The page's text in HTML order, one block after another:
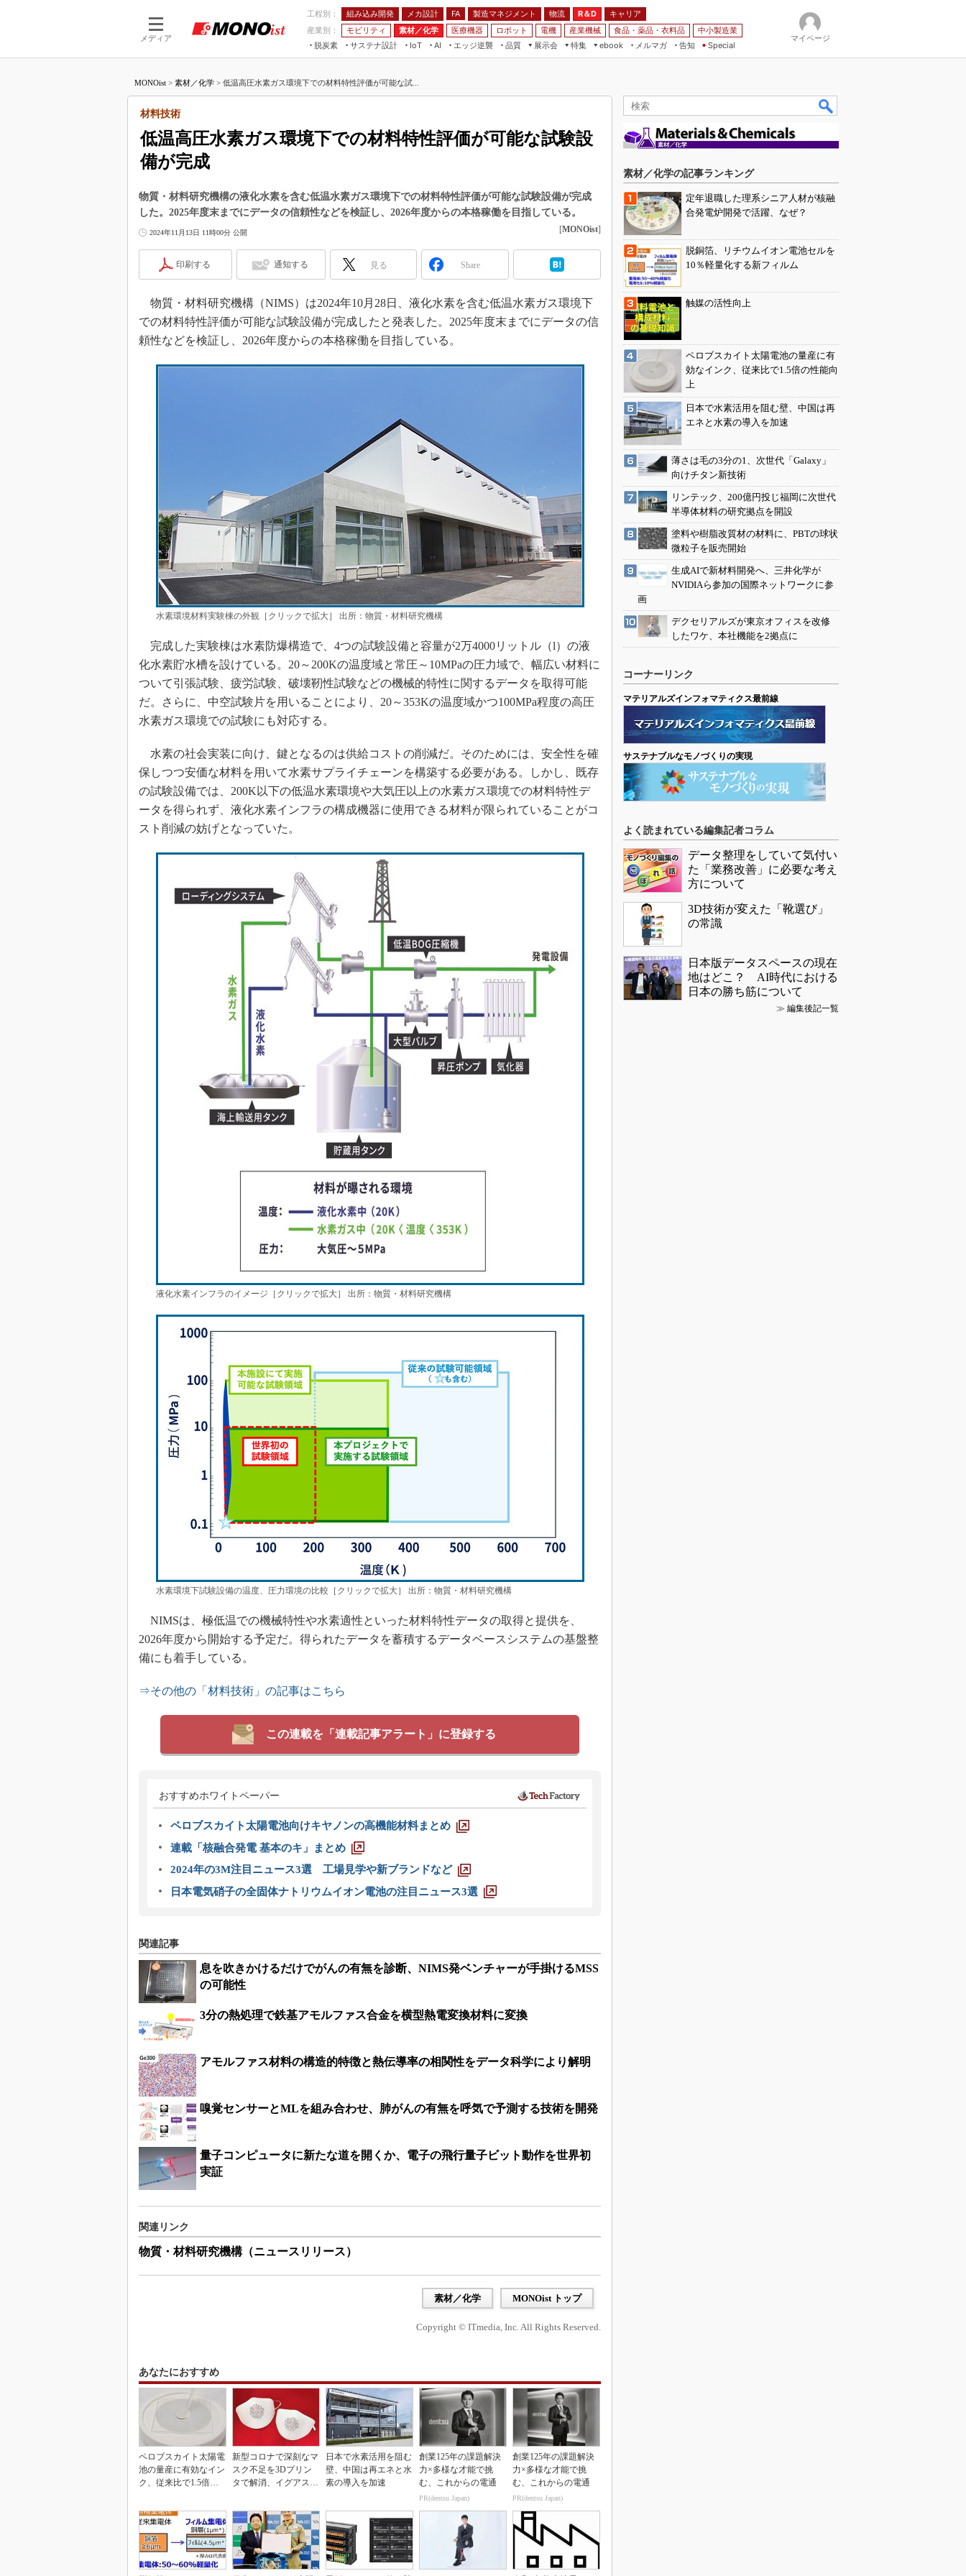
メディア
工程別： 組み込み開発 メカ設計 FA 製造マネジメント 物流 R＆D
キャリア
産業別：
モビリティ 素材／化学 医療機器 ロボット 電機 産業機械 食品・薬品・衣料品
中小製造業
脱炭素
サステナ設計
IoT
つながる工場
AI
AI×設備保全
エッジ逆襲 品質
展示会
JIMTOF
IIFES
TECHNO-FRONTIER
スマート工場EXPO
EdgeTech+
AUTOMOTIVE WORLD
産業オープンネット展
特集
VR／AR
フィールドサービス
組み込み画像技術
組み込みモデリング
車載ソフト開発
ISO26262
無償設計ツール
3Dプリンタ
デジタルツインとCAE
製造業ビッグデータ
メイドインジャパン
海外生産
グローバル設計・開発
制御セキュリティ
新型コロナへの対応
ebook
FA
モビリティ
メルマガ
告知 Special
マイページ
MONOist > 素材／化学 > 低温高圧水素ガス環境下での材料特性評価が可能な試...
低温高圧水素ガス環境下での材料特性評価が可能な試験設
備が完成
材料技術
物質・材料研究機構の液化水素を含む低温水素ガス環境下での材料特性評価が可能な試験設備が完成
した。2025年度末までにデータの信頼性などを検証し、2026年度からの本格稼働を目指している。
2024年11月13日 11時00分 公開 [MONOist]
印刷する 通知する 見る Share
物質・材料研究機構（NIMS）は2024年10月28日、液化水素を含む低温水素ガス環境下
での材料特性評価が可能な試験設備が完成したと発表した。2025年度末までにデータの信
頼性などを検証し、2026年度からの本格稼働を目指している。
水素環境材料実験棟の外観［クリックで拡大］ 出所：物質・材料研究機構
完成した実験棟は水素防爆構造で、4つの試験設備と容量が2万4000リットル（l）の液
化水素貯水槽を設けている。20～200Kの温度域と常圧～10MPaの圧力域で、幅広い材料に
ついて引張試験、疲労試験、破壊靭性試験などの機械的特性に関するデータを取得可能
だ。さらに、中空試験片を用いることにより、20～353Kの温度域かつ100MPa程度の高圧
水素ガス環境での試験にも対応する。
水素の社会実装に向け、鍵となるのは供給コストの削減だ。そのためには、安全性を確
保しつつ安価な材料を用いて水素サプライチェーンを構築する必要がある。しかし、既存
の試験設備では、200K以下の低温水素環境や大気圧以上の水素ガス環境での材料特性デ
ータを得られず、液化水素インフラの構成機器に使用できる材料が限られていることがコ
スト削減の妨げとなっていた。
液化水素インフラのイメージ［クリックで拡大］ 出所：物質・材料研究機構
水素環境下試験設備の温度、圧力環境の比較［クリックで拡大］ 出所：物質・材料研究機構
NIMSは、極低温での機械特性や水素適性といった材料特性データの取得と提供を、
2026年度から開始する予定だ。得られたデータを蓄積するデータベースシステムの基盤整
備にも着手している。
⇒その他の「材料技術」の記事はこちら
この連載を「連載記事アラート」に登録する
おすすめホワイトペーパー
ペロブスカイト太陽電池向けキヤノンの高機能材料まとめ
連載「核融合発電 基本のキ」まとめ
2024年の3M注目ニュース3選 工場見学や新ブランドなど
日本電気硝子の全固体ナトリウムイオン電池の注目ニュース3選
関連記事
息を吹きかけるだけでがんの有無を診断、NIMS発ベンチャーが手掛けるMSS
の可能性
3分の熱処理で鉄基アモルファス合金を横型熱電変換材料に変換
アモルファス材料の構造的特徴と熱伝導率の相関性をデータ科学により解明
嗅覚センサーとMLを組み合わせ、肺がんの有無を呼気で予測する技術を開発
量子コンピュータに新たな道を開くか、電子の飛行量子ビット動作を世界初
実証
関連リンク
物質・材料研究機構（ニュースリリース）
素材／化学 MONOist トップ
Copyright © ITmedia, Inc. All Rights Reserved.
あなたにおすすめ
ペロブスカイト太陽電
池の量産に有効なイン
ク、従来比で1.5倍の
新型コロナで深刻なマ
スク不足を3Dプリン
タで解消、イグアスが
日本で水素活用を阻む
壁、中国は再エネと水
素の導入を加速
創業125年の課題解決
力×多様な才能で挑
む、これからの電通
PR(dentsu Japan)
創業125年の課題解決
力×多様な才能で挑
む、これからの電通
PR(dentsu Japan)
素材／化学の記事ランキング
定年退職した理系シニア人材が核融
合発電炉開発で活躍、なぜ？
脱銅箔、リチウムイオン電池セルを
10％軽量化する新フィルム
触媒の活性向上
ペロブスカイト太陽電池の量産に有
効なインク、従来比で1.5倍の性能向
上
日本で水素活用を阻む壁、中国は再
エネと水素の導入を加速
薄さは毛の3分の1、次世代「Galaxy」
向けチタン新技術
リンテック、200億円投じ福岡に次世代
半導体材料の研究拠点を開設
塗料や樹脂改質材の材料に、PBTの球状
微粒子を販売開始
生成AIで新材料開発へ、三井化学が
NVIDIAら参加の国際ネットワークに参
画
デクセリアルズが東京オフィスを改修
したワケ、本社機能を2拠点に
コーナーリンク
マテリアルズインフォマティクス最前線
サステナブルなモノづくりの実現
よく読まれている編集記者コラム
データ整理をしていて気付い
た「業務改善」に必要な考え
方について
3D技術が変えた「靴選び」
の常識
日本版データスペースの現在
地はどこ？ AI時代における
日本の勝ち筋について
≫ 編集後記一覧